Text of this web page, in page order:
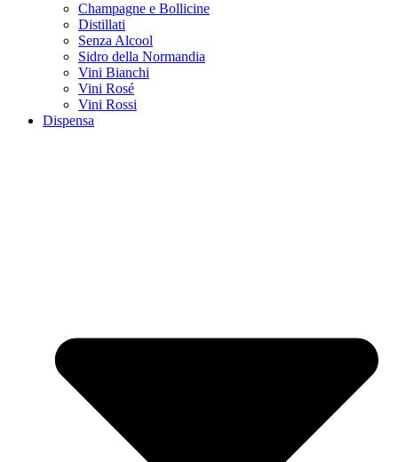
Champagne e Bollicine
Distillati
Senza Alcool
Sidro della Normandia
Vini Bianchi
Vini Rosé
Vini Rossi
Dispensa